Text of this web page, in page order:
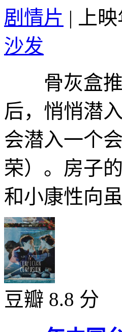
剧情片 | 上
沙发
骨灰盒推
后，悄悄潜
会潜入一个
荣）。房子
和小康性向
豆瓣 8.8 分